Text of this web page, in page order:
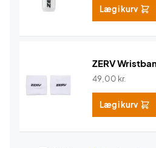
Læg i kurv
ZERV
49,00 kr.
Læg i kurv